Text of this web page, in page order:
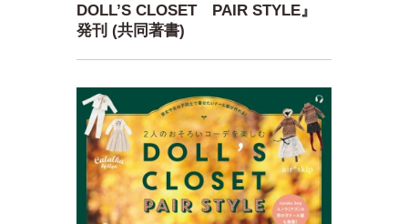
DOLL’S CLOSET PAIR STYLE』
発刊 (共同著書)